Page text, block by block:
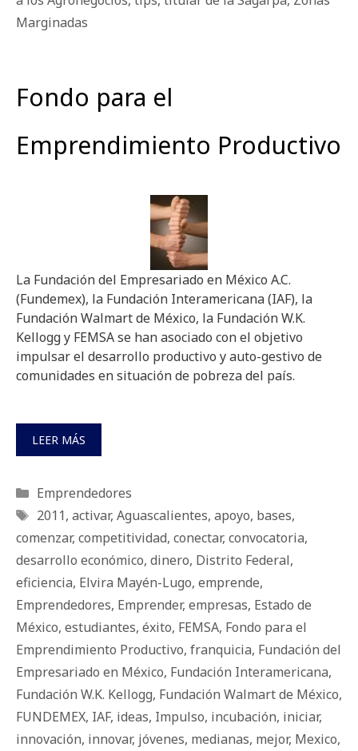
Marginadas
Fondo para el
Emprendimiento Productivo
La Fundación del Empresariado en México A.C.
(Fundemex), la Fundación Interamericana (IAF), la
Fundación Walmart de México, la Fundación W.K.
Kellogg y FEMSA se han asociado con el objetivo
impulsar el desarrollo productivo y auto-gestivo de
comunidades en situación de pobreza del país.
LEER MÁS
Categorías
Emprendedores
Etiquetas
2011, activar, Aguascalientes, apoyo, bases,
comenzar, competitividad, conectar, convocatoria,
desarrollo económico, dinero, Distrito Federal,
eficiencia, Elvira Mayén-Lugo, emprende,
Emprendedores, Emprender, empresas, Estado de
México, estudiantes, éxito, FEMSA, Fondo para el
Emprendimiento Productivo, franquicia, Fundación del
Empresariado en México, Fundación Interamericana,
Fundación W.K. Kellogg, Fundación Walmart de México,
FUNDEMEX, IAF, ideas, Impulso, incubación, iniciar,
innovación, innovar, jóvenes, medianas, mejor, Mexico,